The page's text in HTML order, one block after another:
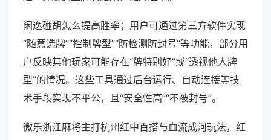
闲逸碰胡怎么提高胜率；用户可通过第三方软件实现
“随意选牌”“控制牌型”“防检测防封号”等功能，部分用
户反映其他玩家可能存在“牌特别好”或“透视他人牌
型”的情况。这些工具通过后台运行、自动连接等技
术手段实现不平公，且“安全性高”“不被封号”。
微乐浙江麻将主打杭州红中百搭与血流成河玩法，红